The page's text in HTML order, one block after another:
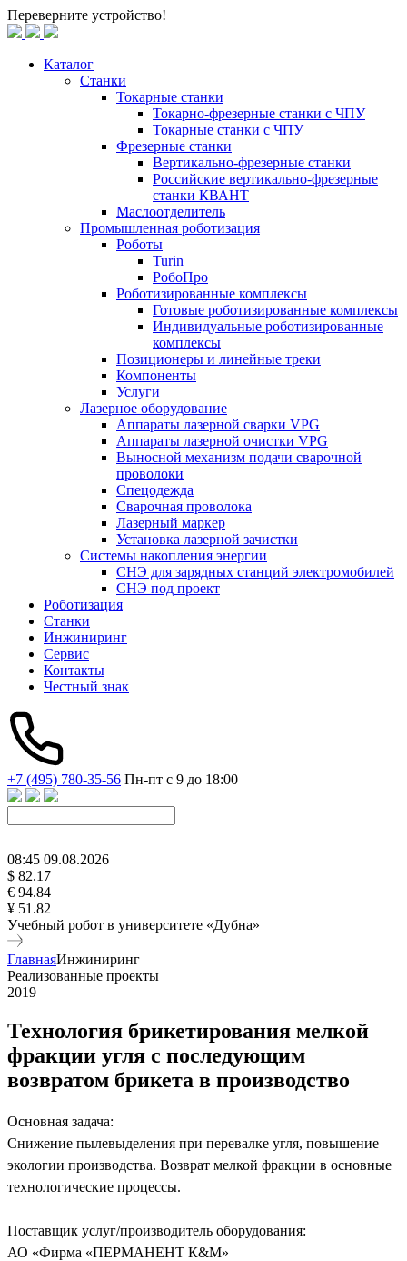
Переверните устройство!
Каталог
Станки
Токарные станки
Токарно-фрезерные станки c ЧПУ
Токарные станки с ЧПУ
Фрезерные станки
Вертикально-фрезерные станки
Российские вертикально-фрезерные
станки КВАНТ
Маслоотделитель
Промышленная роботизация
Роботы
Turin
РобоПро
Роботизированные комплексы
Готовые роботизированные комплексы
Индивидуальные роботизированные
комплексы
Позиционеры и линейные треки
Компоненты
Услуги
Лазерное оборудование
Аппараты лазерной сварки VPG
Аппараты лазерной очистки VPG
Выносной механизм подачи сварочной
проволоки
Спецодежда
Сварочная проволока
Лазерный маркер
Установка лазерной зачистки
Системы накопления энергии
СНЭ для зарядных станций электромобилей
СНЭ под проект
Роботизация
Станки
Инжиниринг
Сервис
Контакты
Честный знак
+7 (495) 780-35-56 Пн-пт с 9 до 18:00
08:45 09.08.2026
$ 82.17
€ 94.84
¥ 51.82
Учебный робот в университете «Дубна»
ГлавнаяИнжиниринг
Реализованные проекты
2019
Технология брикетирования мелкой
фракции угля с последующим
возвратом брикета в производство
Основная задача:
Снижение пылевыделения при перевалке угля, повышение
экологии производства. Возврат мелкой фракции в основные
технологические процессы.
Поставщик услуг/производитель оборудования:
АО «Фирма «ПЕРМАНЕНТ К&М»